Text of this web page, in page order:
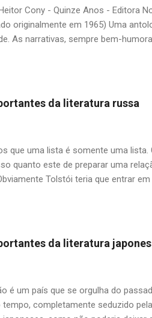
(em o...
Cony - Quinze Anos - Editora
originalmente em 1965) Uma
As narrativas, sempre bem-
primeiro dos seis casamentos do
sempre "politicamente corretas",
mimada. O pai, as filhas e o pinto
A primeira e mecânica
da literatura russa
que uma lista é somente uma
quanto este de preparar uma
Tolstói teria que entrar
e Paz"? O mesmo impasse para
disponíveis no mercado, como
para o incansável trabalho da
mestre Boris Schnaiderman (1917-
da literatura
é um país que se orgulha do
completamente seduzido